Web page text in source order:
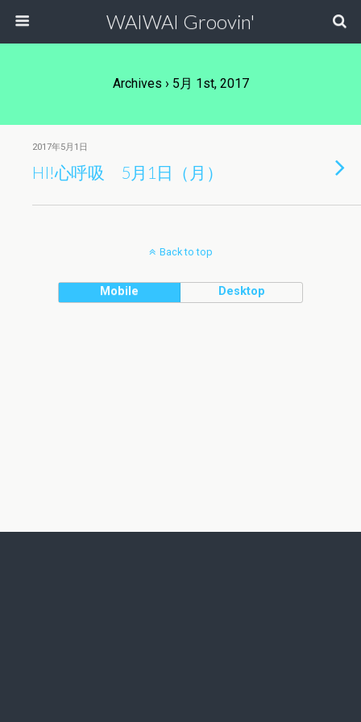
WAIWAI Groovin'
Archives › 5月 1st, 2017
2017年5月1日
HI!心呼吸 5月1日（月）
Back to top
Mobile Desktop